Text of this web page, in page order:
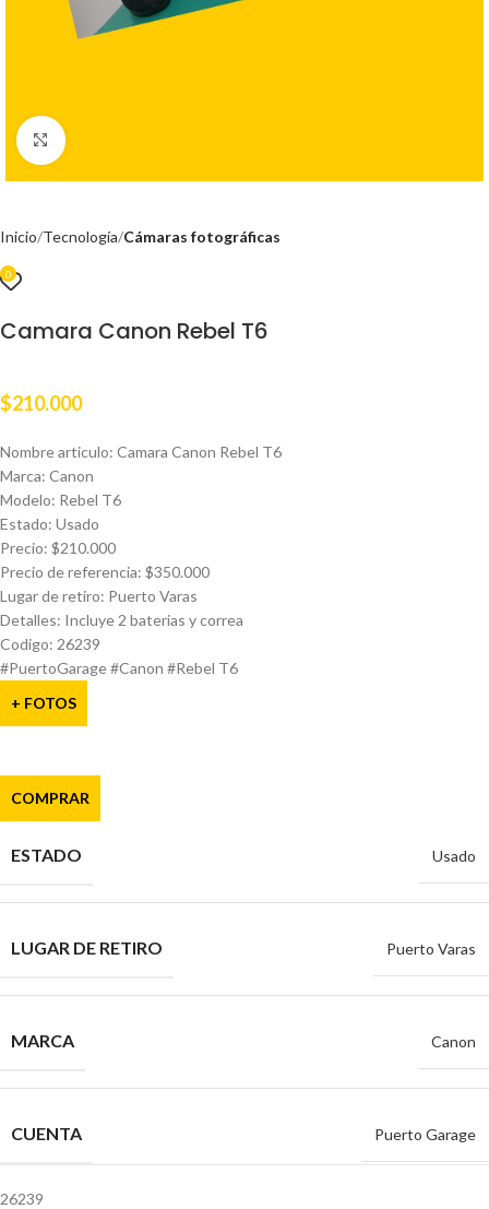
Clic para ampliar
Inicio Tecnología Cámaras fotográficas
0
Camara Canon Rebel T6
$210.000
Nombre articulo: Camara Canon Rebel T6
Marca: Canon
Modelo: Rebel T6
Estado: Usado
Precio: $210.000
Precio de referencia: $350.000
Lugar de retiro: Puerto Varas
Detalles: Incluye 2 baterias y correa
Codigo: 26239
#PuertoGarage #Canon #Rebel T6
+ FOTOS
COMPRAR
ESTADO Usado
LUGAR DE RETIRO Puerto Varas
MARCA Canon
CUENTA Puerto Garage
26239